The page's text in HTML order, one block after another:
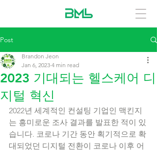
Post
2023 기대되는 헬스케어 디
지털 혁신
Brandon Jeon
Jan 6, 2023 4 min read
2022년 세계적인 컨설팅 기업인 맥킨지
는 흥미로운 조사 결과를 발표한 적이 있
습니다. 코로나 기간 동안 획기적으로 확
대되었던 디지털 전환이 코로나 이후 어